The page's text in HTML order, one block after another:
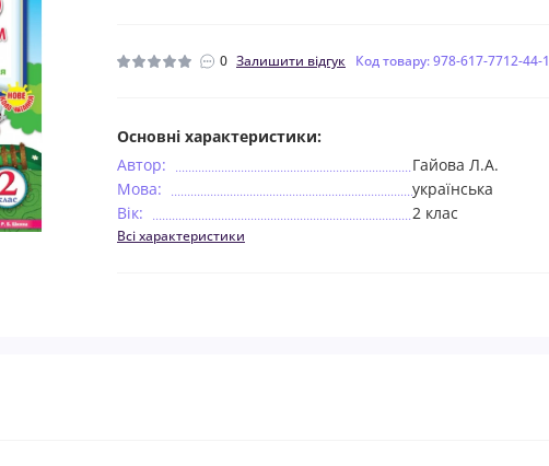
0 Залишити відгук Код товару: 978-617-7712-44-1
Основні характеристики:
Автор:
Гайова Л.А.
Мова:
українська
Вік:
2 клас
Всі характеристики